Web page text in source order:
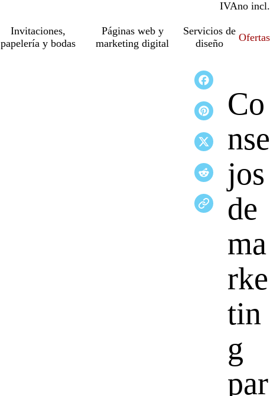
IVAincl.
no incl.
Invitaciones,
papelería y bodas
Páginas web y
marketing digital
Servicios de
diseño
Ofertas
Co
nse
jos
de
ma
rke
tin
g
par